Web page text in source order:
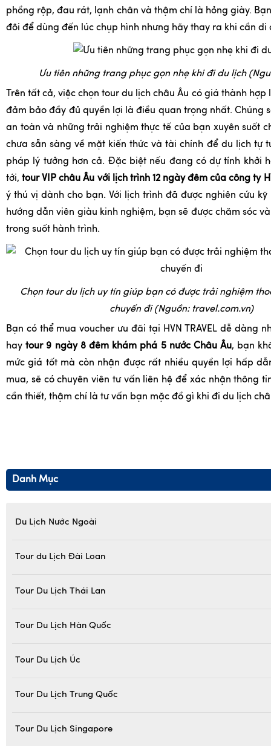
phồng rộp, đau rát, lạnh chân và thậm chí là hỏng giày.
đôi để dùng đến lúc chụp hình nhưng hãy thay ra khi cần di
Ưu tiên những trang phục gọn nhẹ khi đi du lịch
Trên tất cả, việc chọn tour du lịch châu Âu có giá thành hợp
đảm bảo đầy đủ quyền lợi là điều quan trọng nhất. Chúng
an toàn và những trải nghiệm thực tế của bạn xuyên suốt
chưa sẵn sàng về mặt kiến thức và tài chính để du lịch tự
pháp lý tưởng hơn cả. Đặc biệt nếu đang có dự tính khởi
tới,tour VIP châu Âu với lịch trình 12 ngày đêm của công ty
ý thú vị dành cho bạn. Với lịch trình đã được nghiên cứu
hướng dẫn viên giàu kinh nghiệm, bạn sẽ được chăm sóc
trong suốt hành trình.
Chọn tour du lịch uy tín giúp bạn có được trải nghiệm
chuyến đi (Nguồn: travel.com.vn)
Bạn có thể mua voucher ưu đãi tại HVN TRAVEL dễ dàng
haytour 9 ngày 8 đêm khám phá 5 nước Châu Âu, bạn
mức giá tốt mà còn nhận được rất nhiều quyền lợi hấp
mua, sẽ có chuyên viên tư vấn liên hệ để xác nhận thông
cần thiết, thậm chí là tư vấn bạn mặc đồ gì khi đi du lịch
Danh Mục
Du Lịch Nước Ngoài
Tour du Lịch Đài Loan
Tour Du Lịch Thái Lan
Tour Du Lịch Hàn Quốc
Tour Du Lịch Úc
Tour Du Lịch Trung Quốc
Tour Du Lịch Singapore